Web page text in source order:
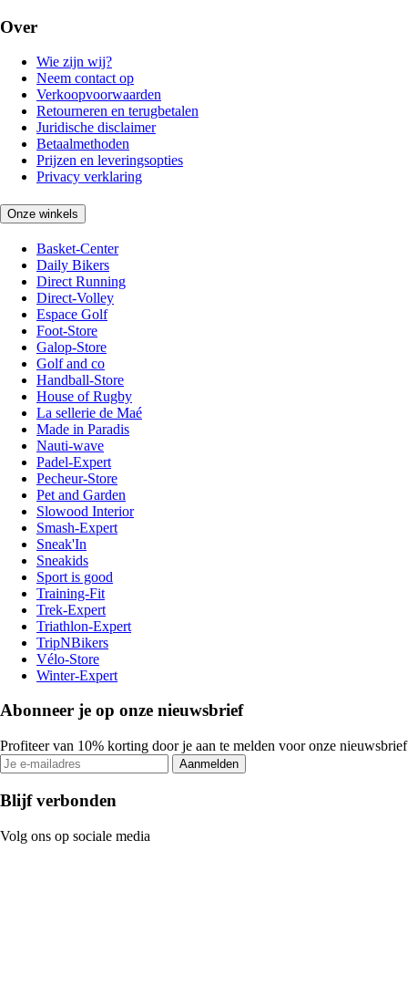
Over
Wie zijn wij?
Neem contact op
Verkoopvoorwaarden
Retourneren en terugbetalen
Juridische disclaimer
Betaalmethoden
Prijzen en leveringsopties
Privacy verklaring
Onze winkels
Basket-Center
Daily Bikers
Direct Running
Direct-Volley
Espace Golf
Foot-Store
Galop-Store
Golf and co
Handball-Store
House of Rugby
La sellerie de Maé
Made in Paradis
Nauti-wave
Padel-Expert
Pecheur-Store
Pet and Garden
Slowood Interior
Smash-Expert
Sneak'In
Sneakids
Sport is good
Training-Fit
Trek-Expert
Triathlon-Expert
TripNBikers
Vélo-Store
Winter-Expert
Abonneer je op onze nieuwsbrief
Profiteer van 10% korting door je aan te melden voor onze nieuwsbrief
Aanmelden
Blijf verbonden
Volg ons op sociale media